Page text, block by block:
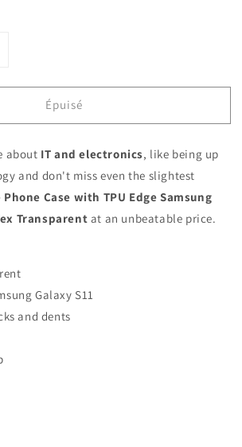
Épuisé
about IT and electronics, like being up
and don't miss even the slightest
Phone Case with TPU Edge Samsung
Transparent at an unbeatable price.
Galaxy S11
and dents